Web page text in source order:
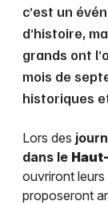
c’est un
d’histoire,
grands ont
mois de
historiques
Lors des
dans le
ouvriront
proposeront